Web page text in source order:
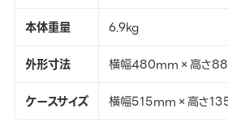
本体重量
6.9kg
外形寸法
横幅480mm×高さ
ケースサイズ
横幅515mm×高さ